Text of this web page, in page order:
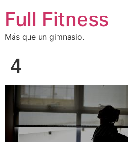
Full Fitness
Más que un gimnasio.
4